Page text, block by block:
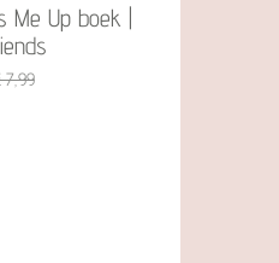
Me Up boek |
7,99